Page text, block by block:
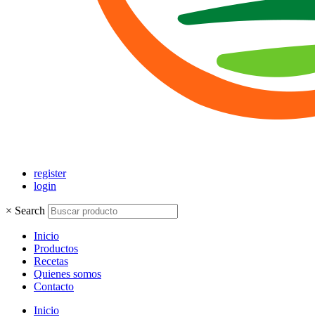
register
login
× Search
Inicio
Productos
Recetas
Quienes somos
Contacto
Inicio